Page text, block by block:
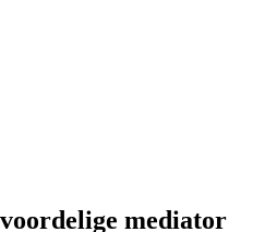
mediator